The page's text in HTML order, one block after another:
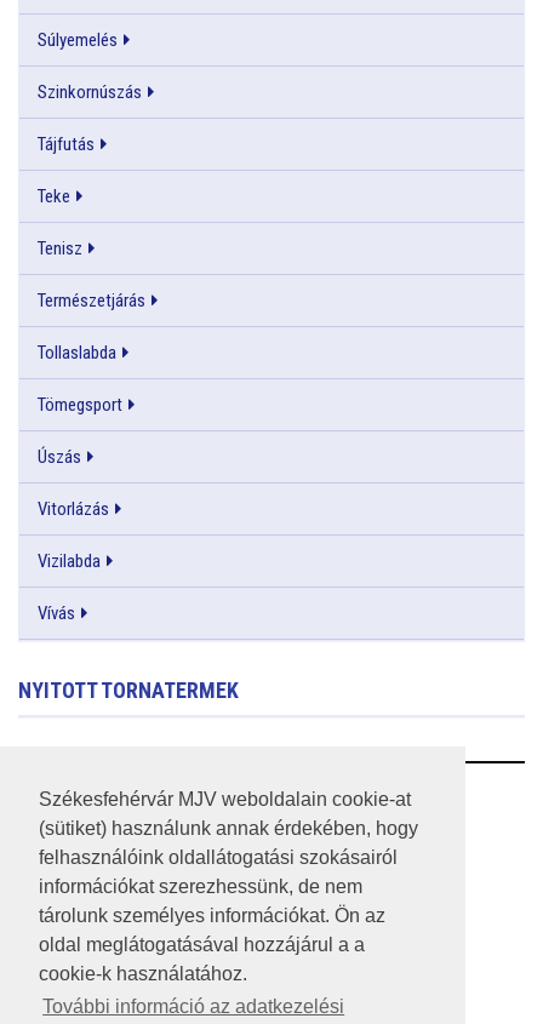
Székesfehérvár MJV weboldalain cookie-at
(sütiket) használunk annak érdekében, hogy
felhasználóink oldallátogatási szokásairól
információkat szerezhessünk, de nem
tárolunk személyes információkat. Ön az
oldal meglátogatásával hozzájárul a a
cookie-k használatához.
További információ az adatkezelési
Súlyemelés
Szinkornúszás
Tájfutás
Teke
Tenisz
Természetjárás
Tollaslabda
Tömegsport
Úszás
Vitorlázás
Vizilabda
Vívás
NYITOTT TORNATERMEK
RSS
A HONLAP 2017.03.31-I ÁLLAPOTA
JOGI NYILATKOZAT
IMPRESSZUM